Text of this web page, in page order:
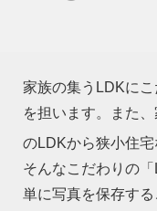
家族の集うLDKに
を担います。また
のLDKから狭小住
そんなこだわりの
単に写真を保存す